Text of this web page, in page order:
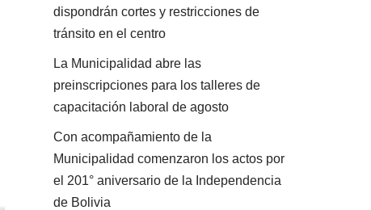
dispondrán cortes y restricciones de
tránsito en el centro
La Municipalidad abre las
preinscripciones para los talleres de
capacitación laboral de agosto
Con acompañamiento de la
Municipalidad comenzaron los actos por
el 201° aniversario de la Independencia
de Bolivia